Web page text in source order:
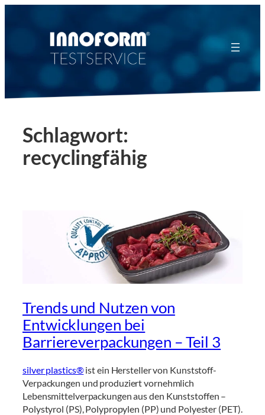
Schlagwort:
recyclingfähig
Trends und Nutzen von
Entwicklungen bei
Barriereverpackungen – Teil 3
silver plastics®ist ein Hersteller von Kunststoff-
Verpackungen und produziert vornehmlich
Lebensmittelverpackungen aus den Kunststoffen –
Polystyrol (PS), Polypropylen (PP) und Polyester (PET).